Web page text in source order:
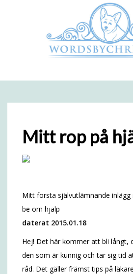
Mitt rop på
Mitt första självutlämnande
be om hjälp
daterat 2015.01.18
Hej! Det här kommer att bli långt,
den som är kunnig och tar sig tid
råd. Det gäller främst tips på